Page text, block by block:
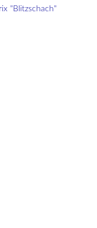
"Blitzschach"